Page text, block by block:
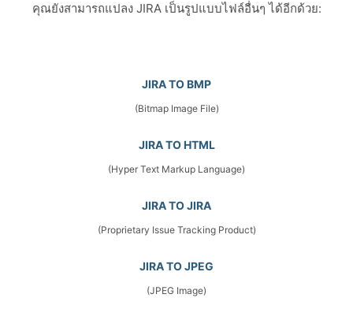
คุณยังสามารถแปลง JIRA เป็นรูปแบบไฟล์อื่นๆ ได้อีกด้วย:
JIRA TO BMP
(Bitmap Image File)
JIRA TO HTML
(Hyper Text Markup Language)
JIRA TO JIRA
(Proprietary Issue Tracking Product)
JIRA TO JPEG
(JPEG Image)